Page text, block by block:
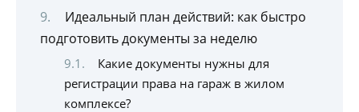
Идеальный план действий: как быстро
подготовить документы за неделю
Какие документы нужны для
регистрации права на гараж в жилом
комплексе?